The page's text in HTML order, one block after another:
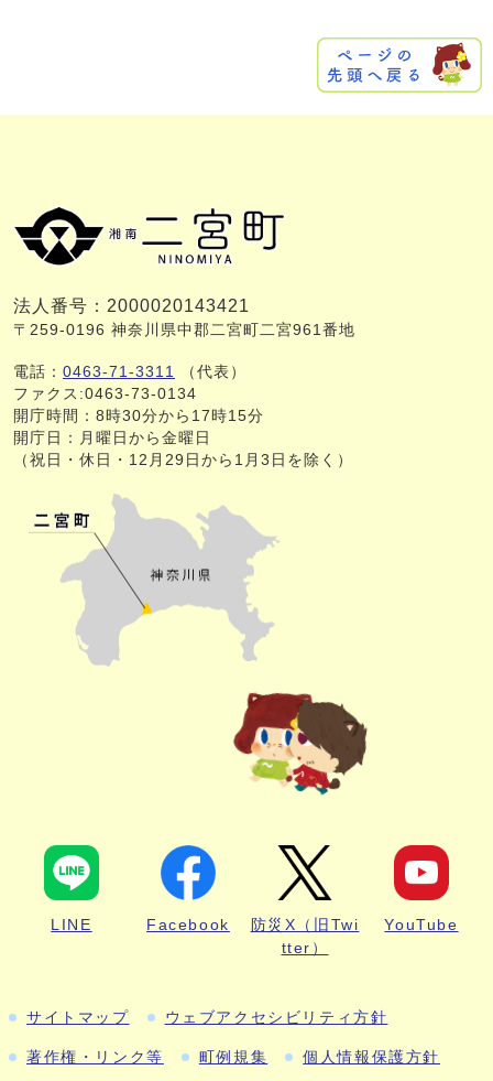
法人番号：2000020143421
〒259-0196 神奈川県中郡二宮町二宮961番地
電話： 0463-71-3311
（代表）
ファクス:0463-73-0134
開庁時間：8時30分から17時15分
開庁日：月曜日から金曜日
（祝日・休日・12月29日から1月3日を除く）
LINE Facebook
防災X（旧Twi
tter）
YouTube
サイトマップ ウェブアクセシビリティ方針
著作権・リンク等 町例規集 個人情報保護方針